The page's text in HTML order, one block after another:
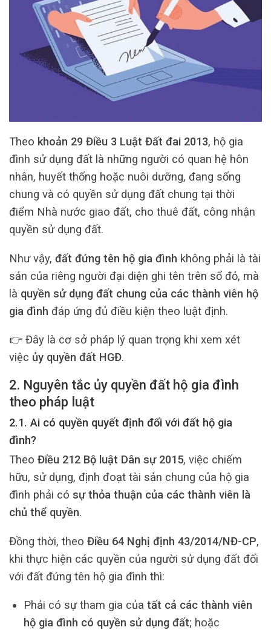
Theo khoản 29 Điều 3 Luật Đất đai 2013, hộ gia
đình sử dụng đất là những người có quan hệ hôn
nhân, huyết thống hoặc nuôi dưỡng, đang sống
chung và có quyền sử dụng đất chung tại thời
điểm Nhà nước giao đất, cho thuê đất, công nhận
quyền sử dụng đất.
Như vậy, đất đứng tên hộ gia đình không phải là tài
sản của riêng người đại diện ghi tên trên sổ đỏ, mà
là quyền sử dụng đất chung của các thành viên hộ
gia đình đáp ứng đủ điều kiện theo luật định.
👉 Đây là cơ sở pháp lý quan trọng khi xem xét
việc ủy quyền đất HGĐ.
2. Nguyên tắc ủy quyền đất hộ gia đình
theo pháp luật
2.1. Ai có quyền quyết định đối với đất hộ gia
đình?
Theo Điều 212 Bộ luật Dân sự 2015, việc chiếm
hữu, sử dụng, định đoạt tài sản chung của hộ gia
đình phải có sự thỏa thuận của các thành viên là
chủ thể quyền.
Đồng thời, theo Điều 64 Nghị định 43/2014/NĐ-CP,
khi thực hiện các quyền của người sử dụng đất đối
với đất đứng tên hộ gia đình thì:
Phải có sự tham gia của tất cả các thành viên
hộ gia đình có quyền sử dụng đất; hoặc